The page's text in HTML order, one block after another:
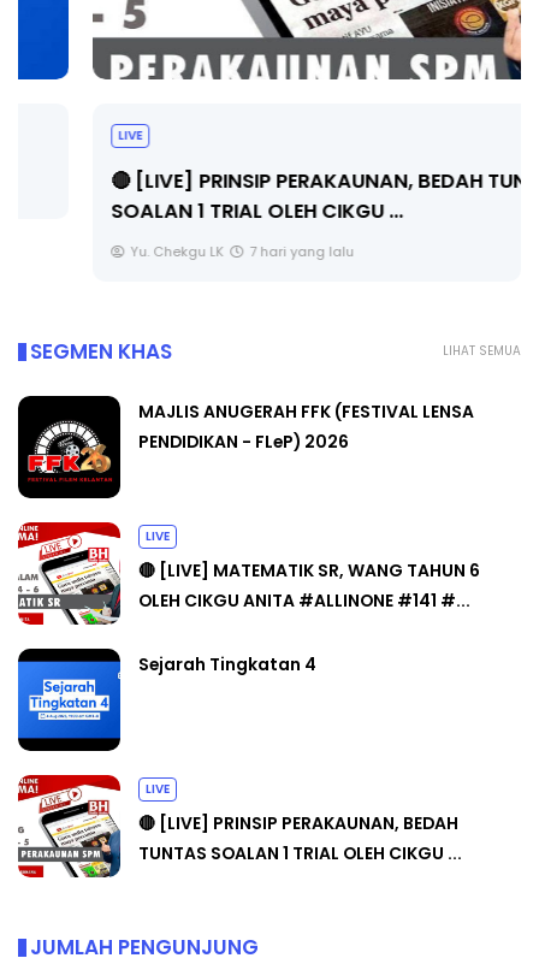
🔴 [LIVE] PRINSIP PERAKAUNAN, BEDAH TUNTAS
SOALAN 1 TRIAL OLEH CIKGU ...
Yu. Chekgu LK 7 hari yang lalu
LIHAT SEMUA
SEGMEN KHAS
MAJLIS ANUGERAH FFK (FESTIVAL LENSA
PENDIDIKAN - FLeP) 2026
LIVE
🔴 [LIVE] MATEMATIK SR, WANG TAHUN 6
OLEH CIKGU ANITA #ALLINONE #141 #...
Sejarah Tingkatan 4
LIVE
🔴 [LIVE] PRINSIP PERAKAUNAN, BEDAH
TUNTAS SOALAN 1 TRIAL OLEH CIKGU ...
JUMLAH PENGUNJUNG